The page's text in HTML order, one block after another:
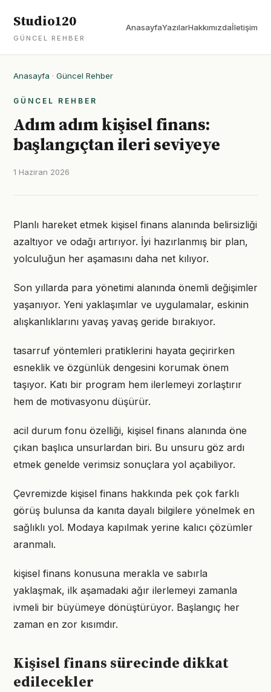
Studio120
GÜNCEL REHBER
AnasayfaYazılarHakkımızdaİletişim
Anasayfa · Güncel Rehber
GÜNCEL REHBER
Adım adım kişisel finans:
başlangıçtan ileri seviyeye
1 Haziran 2026
Planlı hareket etmek kişisel finans alanında belirsizliği
azaltıyor ve odağı artırıyor. İyi hazırlanmış bir plan,
yolculuğun her aşamasını daha net kılıyor.
Son yıllarda para yönetimi alanında önemli değişimler
yaşanıyor. Yeni yaklaşımlar ve uygulamalar, eskinin
alışkanlıklarını yavaş yavaş geride bırakıyor.
tasarruf yöntemleri pratiklerini hayata geçirirken
esneklik ve özgünlük dengesini korumak önem
taşıyor. Katı bir program hem ilerlemeyi zorlaştırır
hem de motivasyonu düşürür.
acil durum fonu özelliği, kişisel finans alanında öne
çıkan başlıca unsurlardan biri. Bu unsuru göz ardı
etmek genelde verimsiz sonuçlara yol açabiliyor.
Çevremizde kişisel finans hakkında pek çok farklı
görüş bulunsa da kanıta dayalı bilgilere yönelmek en
sağlıklı yol. Modaya kapılmak yerine kalıcı çözümler
aranmalı.
kişisel finans konusuna merakla ve sabırla
yaklaşmak, ilk aşamadaki ağır ilerlemeyi zamanla
ivmeli bir büyümeye dönüştürüyor. Başlangıç her
zaman en zor kısımdır.
Kişisel finans sürecinde dikkat
edilecekler